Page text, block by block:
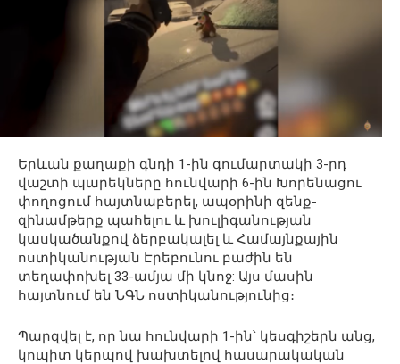
Երևան քաղաքի գնդի 1-ին գումարտակի 3-րդ
վաշտի պարեկները հունվարի 6-ին Խորենացու
փողոցում հայտնաբերել, ապօրինի զենք-
զինամթերք պահելու և խուլիգանության
կասկածանքով ձերբակալել և Համայնքային
ոստիկանության Էրեբունու բաժին են
տեղափոխել 33-ամյա մի կնոջ: Այս մասին
հայտնում են ՆԳՆ ոստիկանությունից։
Պարզվել է, որ նա հունվարի 1-ին՝ կեսգիշերն անց,
կոպիտ կերպով խախտելով հասարակական